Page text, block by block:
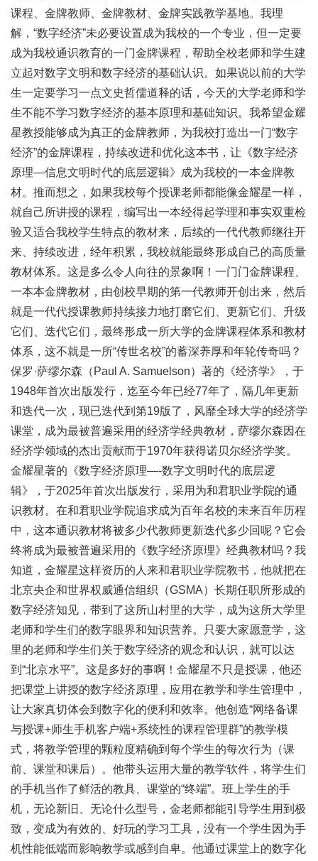
课程、金牌教师、金牌教材、金牌实践教学基地。我理
解，“数字经济”未必要设置成为我校的一个专业，但一定要
成为我校通识教育的一门金牌课程，帮助全校老师和学生建
立起对数字文明和数字经济的基础认识。如果说以前的大学
生一定要学习一点文史哲儒道释的话，今天的大学老师和学
生不能不学习数字经济的基本原理和基础知识。我希望金耀
星教授能够成为真正的金牌教师，为我校打造出一门“数字
经济”的金牌课程，持续改进和优化这本书，让《数字经济
原理—信息文明时代的底层逻辑》成为我校的一本金牌教
材。推而想之，如果我校每个授课老师都能像金耀星一样，
就自己所讲授的课程，编写出一本经得起学理和事实双重检
验又适合我校学生特点的教材来，后续的一代代教师继往开
来、持续改进，经年积累，我校就能最终形成自己的高质量
教材体系。这是多么令人向往的景象啊！一门门金牌课程、
一本本金牌教材，由创校早期的第一代教师开创出来，然后
就是一代代授课教师持续接力地打磨它们、更新它们、升级
它们、迭代它们，最终形成一所大学的金牌课程体系和教材
体系，这不就是一所“传世名校”的蓄深养厚和年轮传奇吗？
保罗·萨缪尔森（Paul A. Samuelson）著的 《经济学》
，于
1948年首次出版发行，迄至今年已经77年了，隔几年更新
和迭代一次，现已迭代到第19版了，风靡全球大学的经济学
课堂，成为最被普遍采用的经济学经典教材，萨缪尔森因在
经济学领域的杰出贡献而于1970年获得诺贝尔经济学奖。
金耀星著的《数字经济原理—-数字文明时代的底层逻
辑》，于2025年首次出版发行，采用为和君职业学院的通
识教材。在和君职业学院追求成为百年名校的未来百年历程
中，这本通识教材将被多少代教师更新迭代多少回呢？它会
终将成为最被普遍采用的《数字经济原理》经典教材吗？我
知道，金耀星这样资历的人来和君职业学院教书，他就把在
北京央企和世界权威通信组织（GSMA）长期任职所形成的
数字经济知见，带到了这所山村里的大学，成为这所大学里
老师和学生们的数字眼界和知识营养。只要大家愿意学，这
里的老师和学生们关于数字经济的观念和认识，就可以达
到“北京水平”。这是多好的事啊！金耀星不只是授课，他还
把课堂上讲授的数字经济原理，应用在教学和学生管理中，
让大家真切体会到数字化的便利和效率。他创造“网络备课
与授课+师生手机客户端+系统性的课程管理群”的教学模
式，将教学管理的颗粒度精确到每个学生的每次行为（课
前、课堂和课后）。他带头运用大量的教学软件，将学生们
的手机当作了鲜活的教具、课堂的“终端”。班上学生的手
机，无论新旧、无论什么型号，金老师都能引导学生用到极
致，变成为有效的、好玩的学习工具，没有一个学生因为手
机性能低端而影响教学或感到自卑。他通过课堂上的数字化